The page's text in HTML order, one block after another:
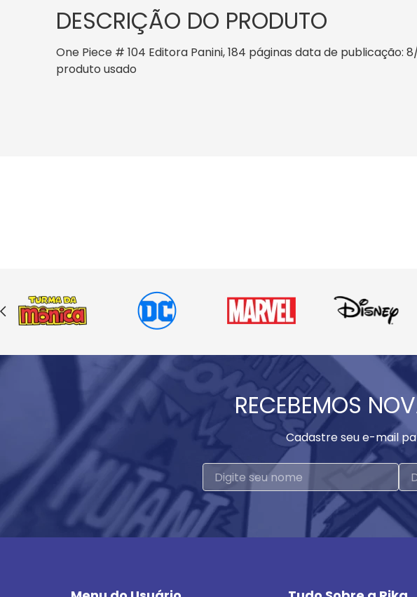
DESCRIÇÃO DO PRODUTO
One Piece # 104 Editora Panini, 184 páginas data de publicação:
produto usado
RECEBEMOS
Cadastre seu e-mail